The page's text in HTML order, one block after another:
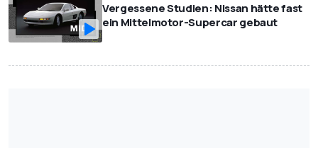
Vergessene Studien: Nissan hätte fast
ein Mittelmotor-Supercar gebaut